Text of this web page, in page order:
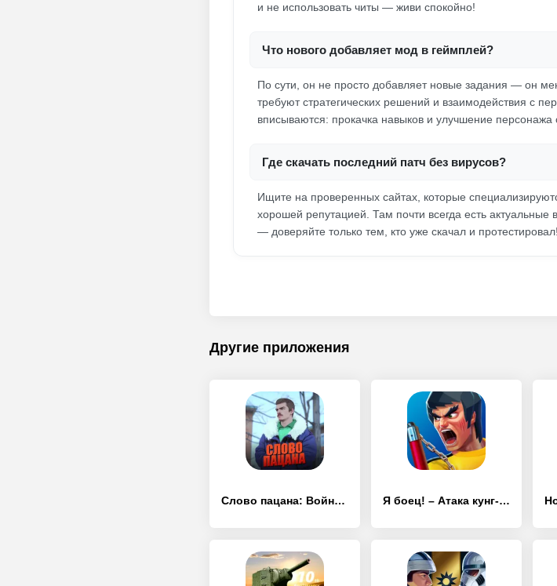
и не использовать читы — живи спокойно!
Что нового добавляет мод в геймплей?
По сути, он не просто добавляет новые задания — он
требуют стратегических решений и взаимодействия с
вписываются: прокачка навыков и улучшение
Где скачать последний патч без вирусов?
Ищите на проверенных сайтах, которые
хорошей репутацией. Там почти всегда есть актуальные
— доверяйте только тем, кто уже скачал и протестировал!
Другие приложения
Слово пацана: Война Районов Я боец! – Атака кунг-фу 2